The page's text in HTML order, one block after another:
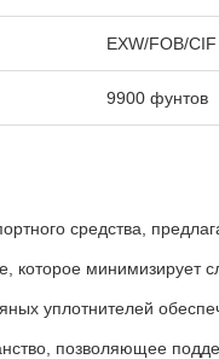
EXW/FOB/CIF
9900 фунтов
средства,
которое минимизирует
уплотнителей
позволяющее